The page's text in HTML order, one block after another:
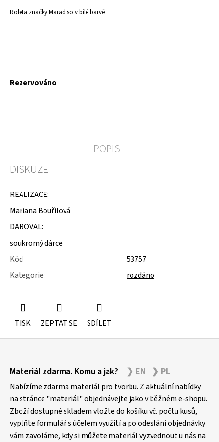
Roleta značky Maradiso v bílé barvě
Měrná
Rezervováno
POPIS
DISKUZE
REALIZACE:
Mariana Bouřilová
DAROVAL:
soukromý dárce
Kód
53757
Kategorie: rozdáno
TISK ZEPTAT SE SDÍLET
a
o
r
u
č
u
j
e
e
ROLETY
Materiál zdarma. Komu a jak? ❯ EN ❯ PL
Nabízíme zdarma materiál pro tvorbu. Z aktuální nabídky
na stránce "materiál" objednávejte jako v běžném e-shopu.
Zboží dostupné skladem vložte do košíku vč. počtu kusů,
vyplňte formulář s účelem využití a po odeslání objednávky
vám zavoláme, kdy si můžete materiál vyzvednout u nás na